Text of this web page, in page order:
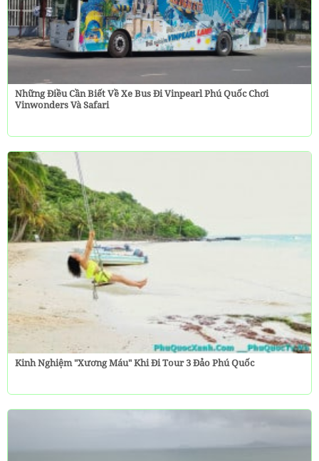
Những Điều Cần Biết Về Xe Bus Đi Vinpearl Phú Quốc Chơi
Vinwonders Và Safari
Kinh Nghiệm "Xương Máu" Khi Đi Tour 3 Đảo Phú Quốc